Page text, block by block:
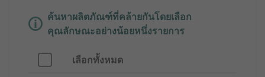
ค้นหาผลิตภัณฑ์ที่คล้ายกันโดยเลือก
คุณลักษณะอย่างน้อยหนึ่งรายการ
เลือกทั้งหมด